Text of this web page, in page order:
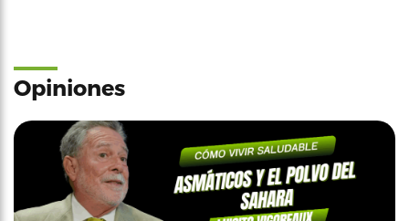
Opiniones